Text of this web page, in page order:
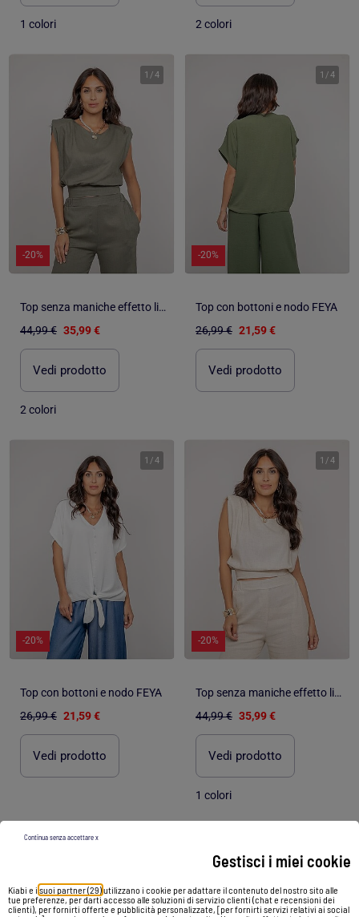
Gestisci i miei cookie
Kiabi e i suoi partner (29)utilizzano i cookie per adattare il contenuto del nostro sito alle
tue preferenze, per darti accesso alle soluzioni di servizio clienti (chat e recensioni dei
clienti), per fornirti offerte e pubblicità personalizzate, [per fornirti servizi relativi ai social
Continua senza accettare x
1 colori 2 colori
1 /4
-20%
Top senza maniche effetto lino con nodo sul retro FODILE
44,99 € 35,99 €
Vedi prodotto
2 colori
1 /4
-20%
Top con bottoni e nodo FEYA
26,99 € 21,59 €
Vedi prodotto
1 /4
-20%
Top con bottoni e nodo FEYA
26,99 € 21,59 €
Vedi prodotto
1 /4
-20%
Top senza maniche effetto lino con nodo sul retro FODILE
44,99 € 35,99 €
Vedi prodotto
1 colori